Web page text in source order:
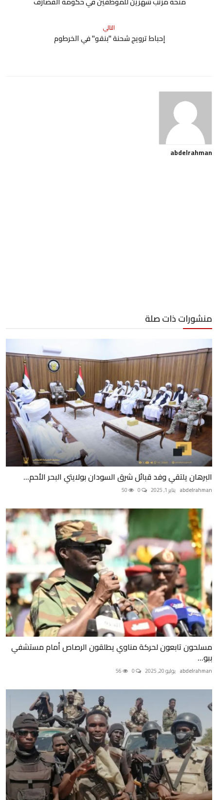
التالي
إحباط ترويج شحنة "بنقو" في الخرطوم
abdelrahman
منشورات ذات صلة
البرهان يلتقي وفد قبائل شرق السودان بولايتي البحر الأحم...
abdelrahman يناير 1, 2025
مسلحون تابعون لحركة مناوي يطلقون الرصاص أمام مستشفي
ببو...
abdelrahman يوليو 20, 2025